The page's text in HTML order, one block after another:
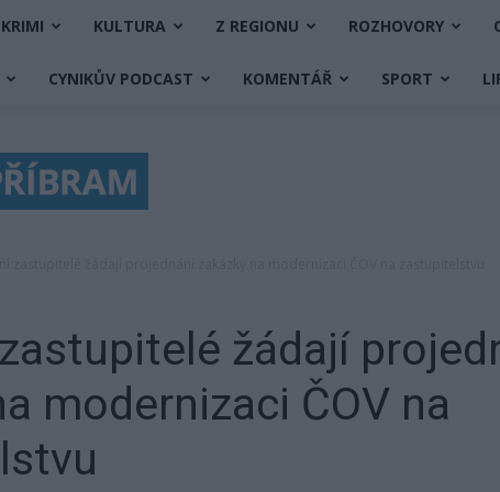
KRIMI KULTURA Z REGIONU ROZHOVORY
CYNIKŮV PODCAST KOMENTÁŘ SPORT
žádají
modernizaci ČOV na